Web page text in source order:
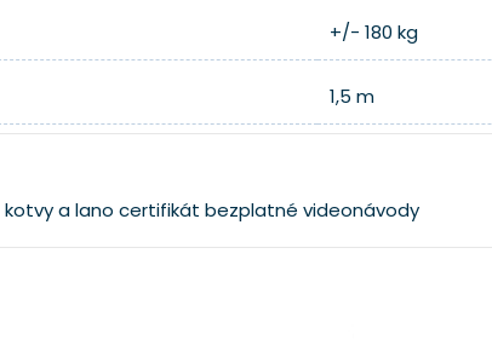
+/- 180 kg
1,5 m
kotvy a lano certifikát bezplatné videonávody